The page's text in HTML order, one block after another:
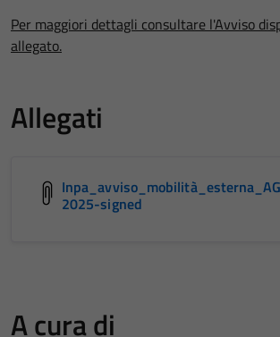
Per maggiori dettagli consultare l'Avviso
allegato.
Allegati
2025-signed
A cura di